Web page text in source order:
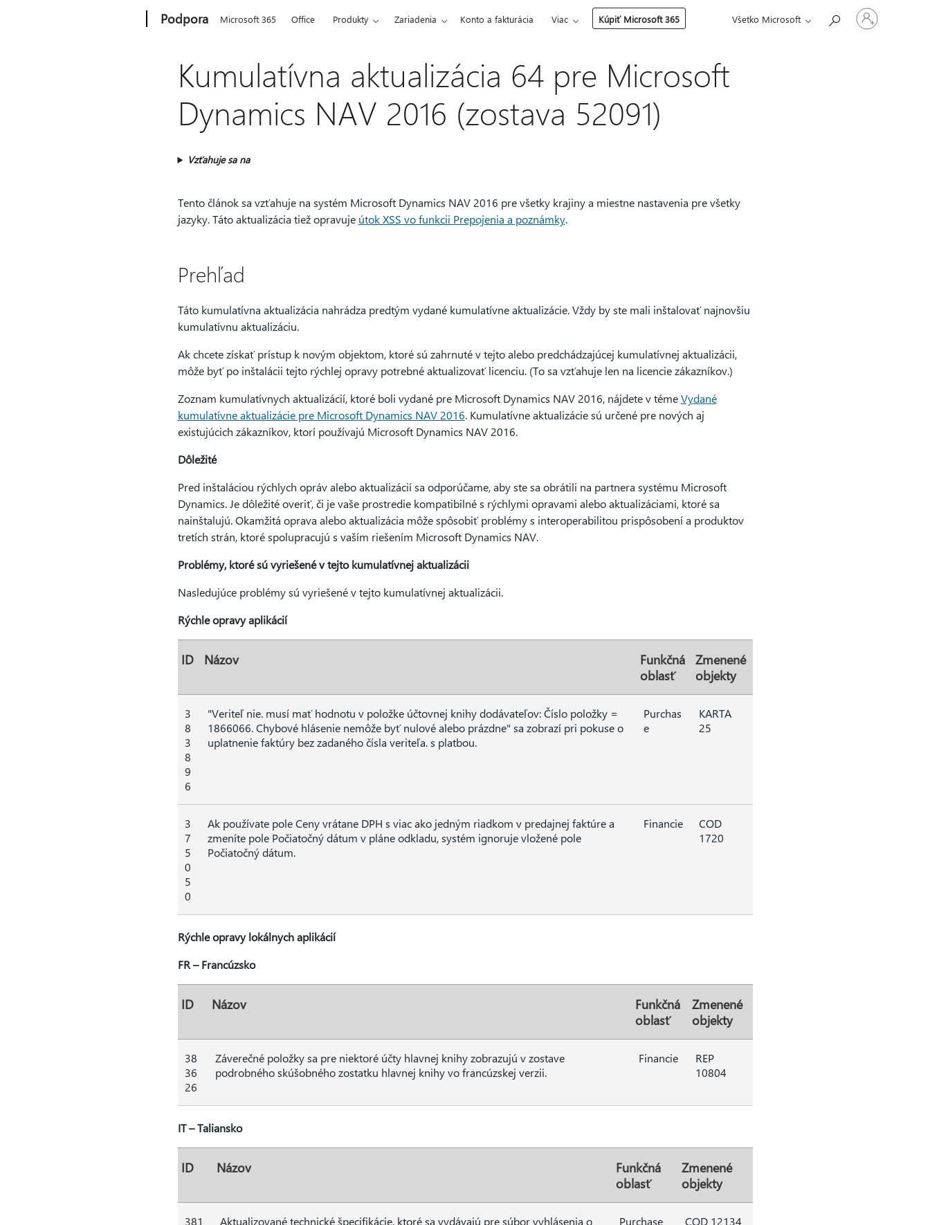
Podpora Microsoft 365 Office Produkty Zariadenia Konto a fakturácia Viac Kúpiť Microsoft 365 Všetko Microsoft
Prihláste
sa
Kumulatívna aktualizácia 64 pre Microsoft
Dynamics NAV 2016 (zostava 52091)
Vzťahuje sa na
Tento článok sa vzťahuje na systém Microsoft Dynamics NAV 2016 pre všetky krajiny a miestne nastavenia pre všetky
jazyky. Táto aktualizácia tiež opravuje útok XSS vo funkcii Prepojenia a poznámky.
Prehľad
Táto kumulatívna aktualizácia nahrádza predtým vydané kumulatívne aktualizácie. Vždy by ste mali inštalovať najnovšiu
kumulatívnu aktualizáciu.
Ak chcete získať prístup k novým objektom, ktoré sú zahrnuté v tejto alebo predchádzajúcej kumulatívnej aktualizácii,
môže byť po inštalácii tejto rýchlej opravy potrebné aktualizovať licenciu. (To sa vzťahuje len na licencie zákazníkov.)
Zoznam kumulatívnych aktualizácií, ktoré boli vydané pre Microsoft Dynamics NAV 2016, nájdete v témeVydané
kumulatívne aktualizácie pre Microsoft Dynamics NAV 2016. Kumulatívne aktualizácie sú určené pre nových aj
existujúcich zákazníkov, ktorí používajú Microsoft Dynamics NAV 2016.
Dôležité
Pred inštaláciou rýchlych opráv alebo aktualizácií sa odporúčame, aby ste sa obrátili na partnera systému Microsoft
Dynamics. Je dôležité overiť, či je vaše prostredie kompatibilné s rýchlymi opravami alebo aktualizáciami, ktoré sa
nainštalujú. Okamžitá oprava alebo aktualizácia môže spôsobiť problémy s interoperabilitou prispôsobení a produktov
tretích strán, ktoré spolupracujú s vaším riešením Microsoft Dynamics NAV.
Problémy, ktoré sú vyriešené v tejto kumulatívnej aktualizácii
Nasledujúce problémy sú vyriešené v tejto kumulatívnej aktualizácii.
Rýchle opravy aplikácií
ID Názov
Funkčná
oblasť
Zmenené
objekty
3
8
3
8
9
6
"Veriteľ nie. musí mať hodnotu v položke účtovnej knihy dodávateľov: Číslo položky =
1866066. Chybové hlásenie nemôže byť nulové alebo prázdne" sa zobrazí pri pokuse o
uplatnenie faktúry bez zadaného čísla veriteľa. s platbou.
Purchas
e
KARTA
25
3
7
5
0
5
0
Ak používate pole Ceny vrátane DPH s viac ako jedným riadkom v predajnej faktúre a
zmeníte pole Počiatočný dátum v pláne odkladu, systém ignoruje vložené pole
Počiatočný dátum.
Financie
COD
1720
Rýchle opravy lokálnych aplikácií
FR – Francúzsko
ID Názov
Funkčná
oblasť
Zmenené
objekty
38
36
26
Záverečné položky sa pre niektoré účty hlavnej knihy zobrazujú v zostave
podrobného skúšobného zostatku hlavnej knihy vo francúzskej verzii.
Financie
REP
10804
IT – Taliansko
ID Názov
Funkčná
oblasť
Zmenené
objekty
381
Aktualizované technické špecifikácie, ktoré sa vydávajú pre súbor vyhlásenia o
Purchase COD 12134